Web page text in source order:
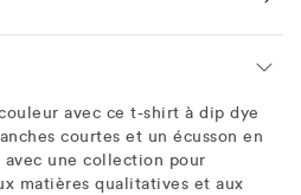
avec ce t-shirt à dip dye
courtes et un écusson en
une collection pour
matières qualitatives et aux